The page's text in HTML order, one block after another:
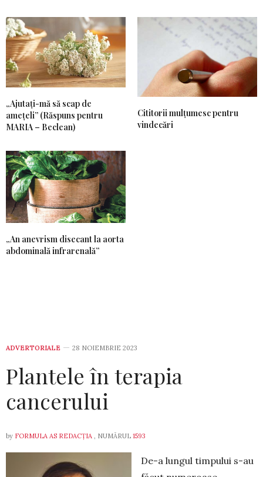
„Ajutați-mă să scap de
amețeli” (Răspuns pentru
MARIA – Beclean)
Cititorii mulțumesc pentru
vindecări
„An anevrism disecant la aorta
abdominală infrarenală”
ADVERTORIALE 28 NOIEMBRIE 2023
Plantele în terapia
cancerului
by FORMULA AS REDACȚIA , NUMĂRUL 1593
De-a lungul timpului s-au